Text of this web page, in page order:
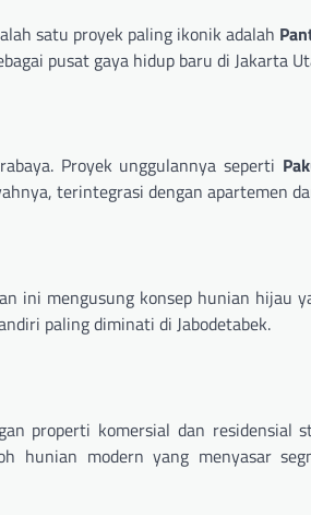
satu proyek paling ikonik adalah
pusat gaya hidup baru di Jakarta
Proyek unggulannya seperti
terintegrasi dengan apartemen
ini mengusung konsep hunian hijau
paling diminati di Jabodetabek.
properti komersial dan residensial
hunian modern yang menyasar